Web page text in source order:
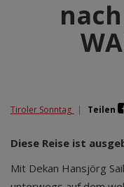
Tiroler Sonntag | Teilen
Diese Reise ist
Mit Dekan Hansjörg